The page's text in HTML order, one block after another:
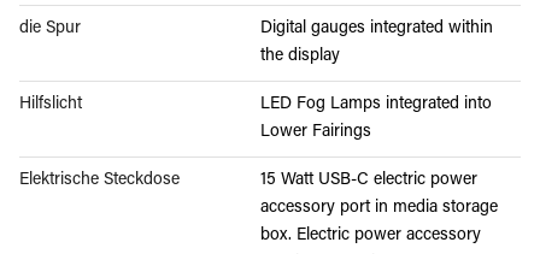
die Spur
Digital gauges integrated within
the display
Hilfslicht
LED Fog Lamps integrated into
Lower Fairings
Elektrische Steckdose
15 Watt USB-C electric power
accessory port in media storage
box. Electric power accessory